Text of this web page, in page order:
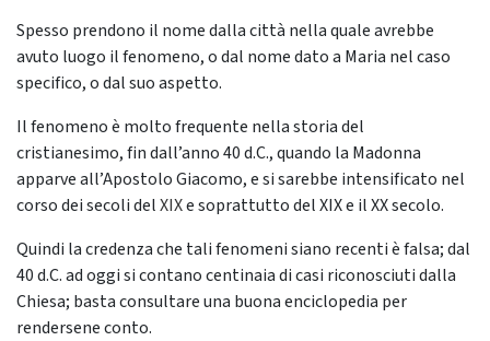
Spesso prendono il nome dalla città nella quale avrebbe
avuto luogo il fenomeno, o dal nome dato a Maria nel caso
specifico, o dal suo aspetto.
Il fenomeno è molto frequente nella storia del
cristianesimo, fin dall’anno 40 d.C., quando la Madonna
apparve all’Apostolo Giacomo, e si sarebbe intensificato nel
corso dei secoli delXIXe soprattutto del XIX e il XX secolo.
Quindi la credenza che tali fenomeni siano recenti è falsa; dal
40 d.C. ad oggi si contano centinaia di casi riconosciuti dalla
Chiesa; basta consultare una buona enciclopedia per
rendersene conto.